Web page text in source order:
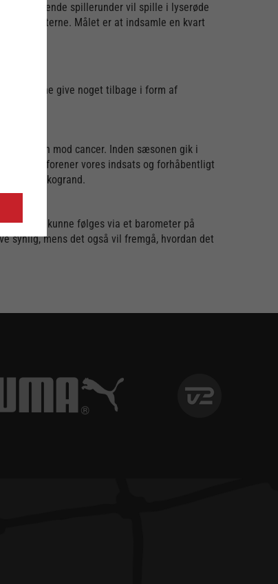
kommende spillerunder vil spille i lyserøde
Brysterne. Målet er at indsamle en kvart
at kunne give noget tilbage i form af
kampen mod cancer. Inden sæsonen gik i
nu forener vores indsats og forhåbentligt
siger Skogrand.
også kunne følges via et barometer på
synlig, mens det også vil fremgå, hvordan det